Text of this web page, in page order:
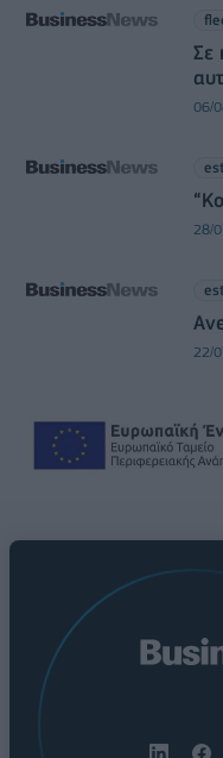
Σε
06/
28/
22/